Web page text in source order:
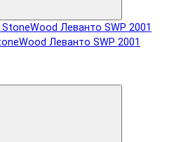
Леванто SWP 2001